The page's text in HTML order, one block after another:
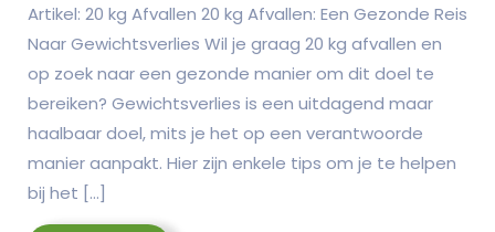
Artikel: 20 kg Afvallen 20 kg Afvallen: Een Gezonde Reis
Naar Gewichtsverlies Wil je graag 20 kg afvallen en
op zoek naar een gezonde manier om dit doel te
bereiken? Gewichtsverlies is een uitdagend maar
haalbaar doel, mits je het op een verantwoorde
manier aanpakt. Hier zijn enkele tips om je te helpen
bij het […]